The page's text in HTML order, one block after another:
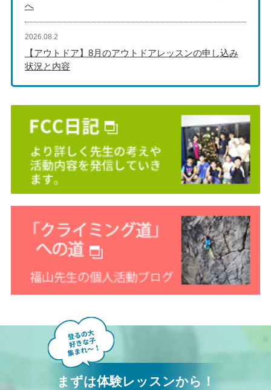
へ
【アウトドア】8月のアウトドアレッスンの申し込み
状況と内容
2026.08.2
まずは体験レッスンから！